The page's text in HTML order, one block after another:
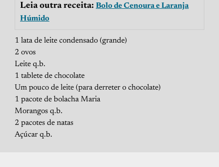
Leia outra receita: Bolo de Cenoura e Laranja
Húmido
1 lata de leite condensado (grande)
2 ovos
Leite q.b.
1 tablete de chocolate
Um pouco de leite (para derreter o chocolate)
1 pacote de bolacha Maria
Morangos q.b.
2 pacotes de natas
Açúcar q.b.